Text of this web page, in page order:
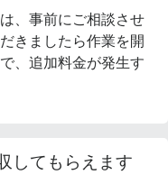
、事前にご相談させ
きましたら作業を開
、追加料金が発生す
してもらえます